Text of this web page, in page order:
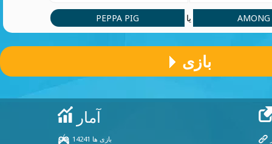
PEPPA PIG یا AMONG
بازی